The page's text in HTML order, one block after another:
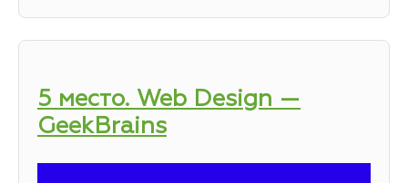
5 место. Web Design —
GeekBrains